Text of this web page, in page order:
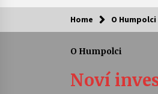
Kam za
4.
Home O Humpolci
O Humpolci
Noví